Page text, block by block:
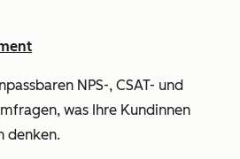
NPS-, CSAT- und
was Ihre Kundinnen
denken.